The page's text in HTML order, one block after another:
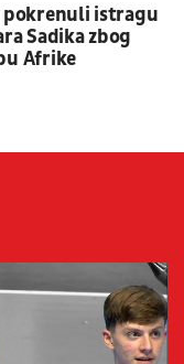
pokrenuli istragu
Sadika zbog
Afrike